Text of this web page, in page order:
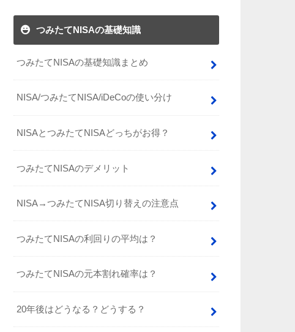
つみたてNISAの基礎知識
つみたてNISAの基礎知識まとめ
NISA/つみたてNISA/iDeCoの使い分け
NISAとつみたてNISAどっちがお得？
つみたてNISAのデメリット
NISA→つみたてNISA切り替えの注意点
つみたてNISAの利回りの平均は？
つみたてNISAの元本割れ確率は？
20年後はどうなる？どうする？